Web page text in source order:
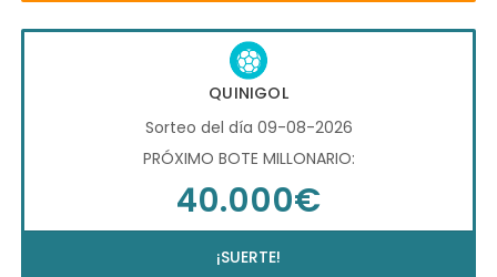
QUINIGOL
Sorteo del día 09-08-2026
PRÓXIMO BOTE MILLONARIO:
40.000€
¡SUERTE!